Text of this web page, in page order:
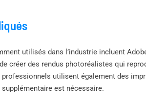
utilisés dans l’industrie incluent
créer des rendus photoréalistes qui
utilisent également des
est nécessaire.